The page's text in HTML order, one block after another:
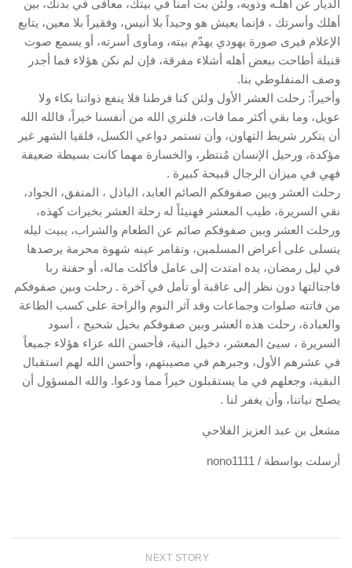
الديار عن أهلـه وذويه، ولئن بت آمناً في بيتك، معافى في بدنك، بين
أهلك وأسرتك ، فإنما يعيش هو وحيداً بلا أنيس، وفقيراً بلا معين، يتابع
الإعلام فيرى صورة يهودي يهدّم بيته، ومأوى أسرته، أو يسمع صوت
قنبلة أطاحت ببعض أهله أشلاء مفرقة، فإن لم نكن هؤلاء فما أجدر
وصف المنفلوطي بنا.
وأخيراً: رحلت العشر الأول ولئن كنا فرطنا فلا ينفع ذواتنا بكاء ولا
عويل، وما بقي أكثر مما فات، فلنري الله من أنفسنا خيراً، فالله الله
أن يتكرر شريط التهاون، وأن تستمر دواعي الكسل، فلقيا الشهر غير
مؤكدة، ورحيل الإنسان مُنتظر، والخسارة مهما كانت بسيطة ضعيفة
فهي في ميزان الرجال قبيحة كبيرة .
رحلت العشر وبين صفوفكم الصائم العابد، الباذل ، المنفق، الجواد،
نقي السريرة، طيب المعشر فهنيئاً له رحلة العشر بخيرات كهذه،
ورحلت العشر وبين صفوفكم صائم عن الطعام والشراب، يبيت ليله
يتسلى على أعراض المسلمين، وتقامر عينه شهوة محرمة يرصدها
في ليل رمضان، يده امتدت إلى عامل فأكلت ماله، أو حفنة ربا
فاجتالتها دون نظر إلى عاقبة أو تأمل في آخرة . رحلت وبين صفوفكم
من فاتته صلوات وجماعات وقد آثر النوم والراحة على كسب الطاعة
والعبادة، رحلت هذه العشر وبين صفوفكم بخيل شحيح ، أسود
السريرة ، سيئ المعشر، دخيل النية، فأحسن الله عزاء هؤلاء جميعاً
في عشرهم الأول، وجبرهم في مصيبتهم، وأحسن الله لهم استقبال
البقية، وجعلهم في ما يستقبلون خيراً مما ودعوا. والله المسؤول أن
يصلح نياتنا، وأن يغفر لنا .
مشعل بن عبد العزيز الفلاحي
أرسلت بواسطة / nono1111
NEXT STORY